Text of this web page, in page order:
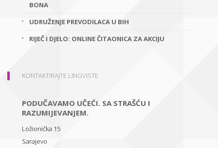
BONA
UDRUŽENJE PREVODILACA U BIH
RIJEČ I DJELO: ONLINE ČITAONICA ZA AKCIJU
KONTAKTIRAJTE LINGVISTE
PODUČAVAMO UČEĆI. SA STRAŠĆU I
RAZUMIJEVANJEM.
Ložionička 15
Sarajevo